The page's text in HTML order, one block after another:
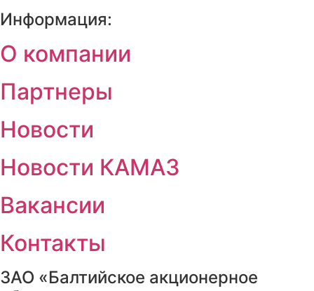
Информация:
О компании
Партнеры
Новости
Новости КАМАЗ
Вакансии
Контакты
ЗАО «Балтийское акционерное